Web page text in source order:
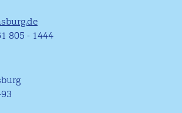
805 - 1444